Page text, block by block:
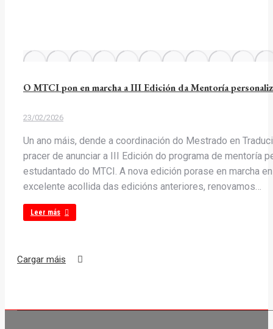
O MTCI pon en marcha a III Edición da Mentoría
23/02/2026
Un ano máis, dende a coordinación do Mestrado en
pracer de anunciar a III Edición do programa de mentoría
estudantado do MTCI. A nova edición porase en marcha
excelente acollida das edicións anteriores, renovamos…
Leer más
Cargar máis